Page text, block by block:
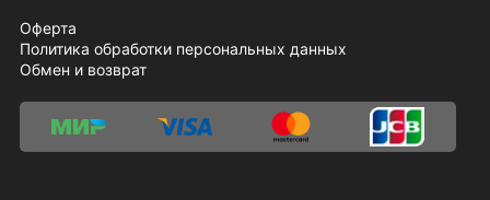
Оферта
Политика обработки персональных данных
Обмен и возврат